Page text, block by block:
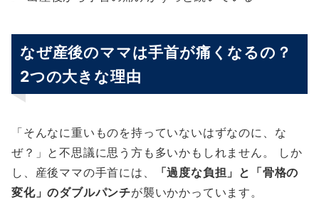
なぜ産後のママは手首が痛くなるの？
2つの大きな理由
「そんなに重いものを持っていないはずなのに、な
ぜ？」と不思議に思う方も多いかもしれません。 しか
し、産後ママの手首には、
「過度な負担」と「骨格の
変化」のダブルパンチが襲いかかっています。